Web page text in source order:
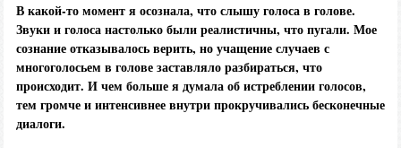
В какой-то момент я осознала, что слышу голоса в голове.
Звуки и голоса настолько были реалистичны, что пугали. Мое
сознание отказывалось верить, но учащение случаев с
многоголосьем в голове заставляло разбираться, что
происходит. И чем больше я думала об истреблении голосов,
тем громче и интенсивнее внутри прокручивались бесконечные
диалоги.